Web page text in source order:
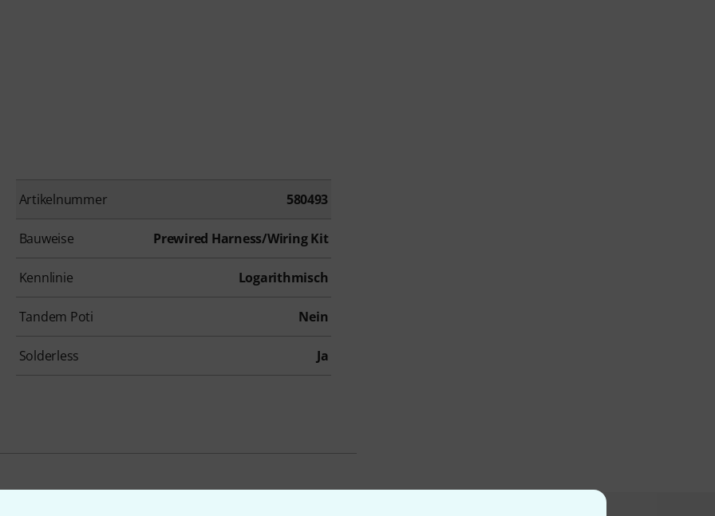
Artikelnummer 580493
Bauweise Prewired Harness/Wiring Kit
Kennlinie Logarithmisch
Tandem Poti Nein
Solderless Ja